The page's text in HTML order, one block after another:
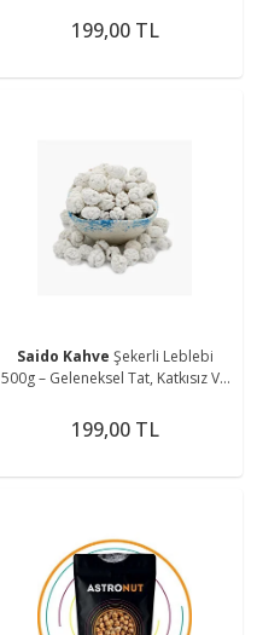
199,00 TL
Saido Kahve Şekerli Leblebi
500g – Geleneksel Tat, Katkısız Ve
199,00 TL